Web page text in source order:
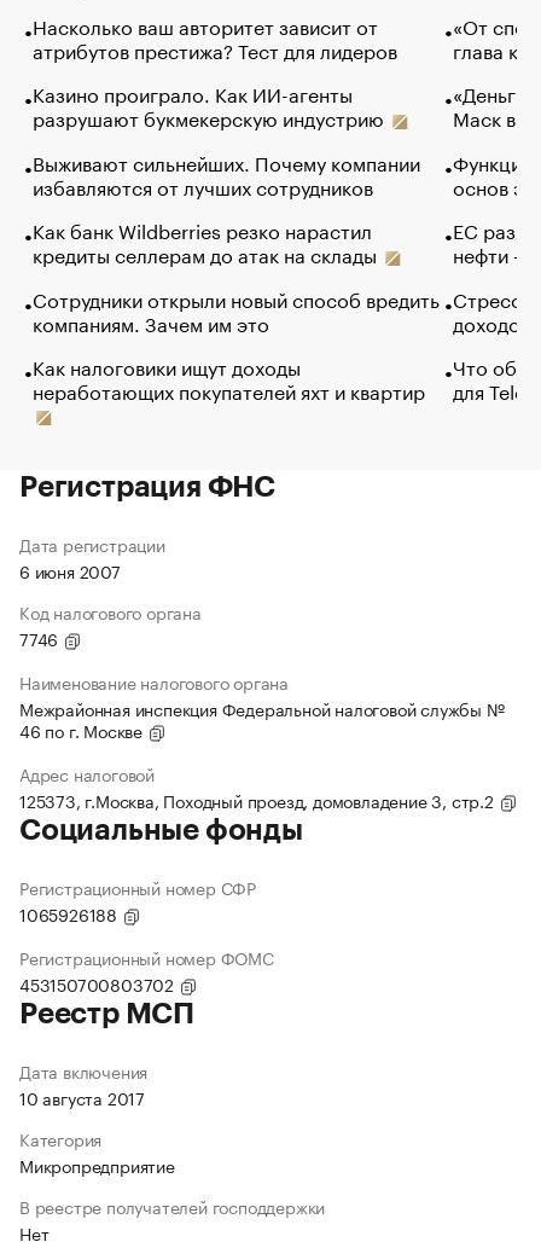
Насколько ваш авторитет зависит от
атрибутов престижа? Тест для лидеров
Казино проиграло. Как ИИ-агенты
разрушают букмекерскую индустрию
Выживают сильнейших. Почему компании
избавляются от лучших сотрудников
Как банк Wildberries резко нарастил
кредиты селлерам до атак на склады
Сотрудники открыли новый способ вредить
компаниям. Зачем им это
Как налоговики ищут доходы
неработающих покупателей яхт и квартир
«От
глава
«Деньги
Маск в
Функции
основ
ЕС
нефти —
Стресс
доходов
Что
для
Регистрация ФНС
Дата регистрации
6 июня 2007
Код налогового органа
7746
Наименование налогового органа
Межрайонная инспекция Федеральной налоговой службы №
46 по г. Москве
Адрес налоговой
125373, г.Москва, Походный проезд, домовладение 3, стр.2
Социальные фонды
Регистрационный номер СФР
1065926188
Регистрационный номер ФОМС
453150700803702
Реестр МСП
Дата включения
10 августа 2017
Категория
Микропредприятие
В реестре получателей господдержки
Нет